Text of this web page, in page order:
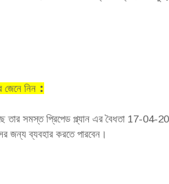
নিন:
তার সমস্ত প্রিপেড প্ল্যান এর বৈধতা 17-04-
জন্য ব্যবহার করতে পারবেন।